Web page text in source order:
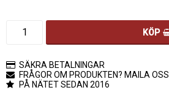
KÖP
SÄKRA BETALNINGAR
FRÅGOR OM PRODUKTEN? MAILA OSS
PÅ NÄTET SEDAN 2016